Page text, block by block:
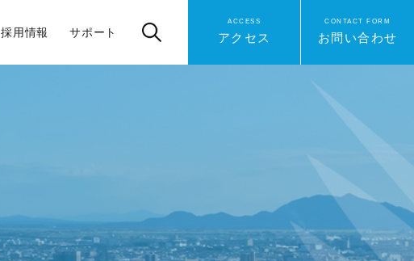
採用情報 サポート
ACCESS
アクセス
CONTACT FORM
お問い合わせ